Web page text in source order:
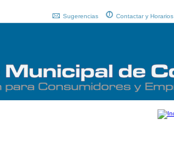
Contactar y Horarios
Sugerencias